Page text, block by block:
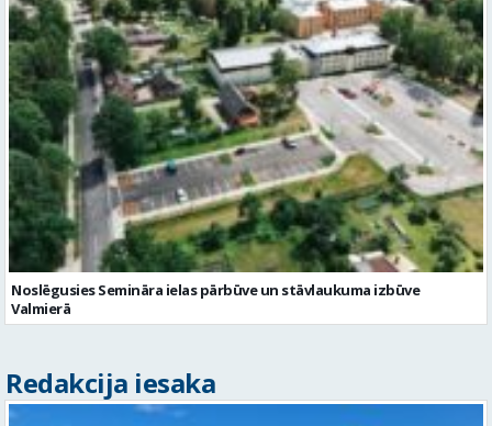
Noslēgusies Semināra ielas pārbūve un stāvlaukuma izbūve
Valmierā
Redakcija iesaka